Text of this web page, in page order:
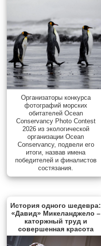
Организаторы конкурса
фотографий морских
обитателей Ocean
Conservancy Photo Contest
2026 из экологической
организации Ocean
Conservancy, подвели его
итоги, назвав имена
победителей и финалистов
состязания.
История одного шедевра:
«Давид» Микеланджело –
каторжный труд и
совершенная красота